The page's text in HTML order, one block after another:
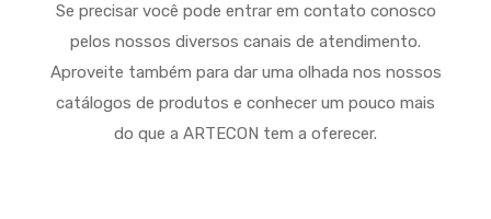
Se precisar você pode entrar em contato conosco
pelos nossos diversos canais de atendimento.
Aproveite também para dar uma olhada nos nossos
catálogos de produtos e conhecer um pouco mais
do que a ARTECON tem a oferecer.